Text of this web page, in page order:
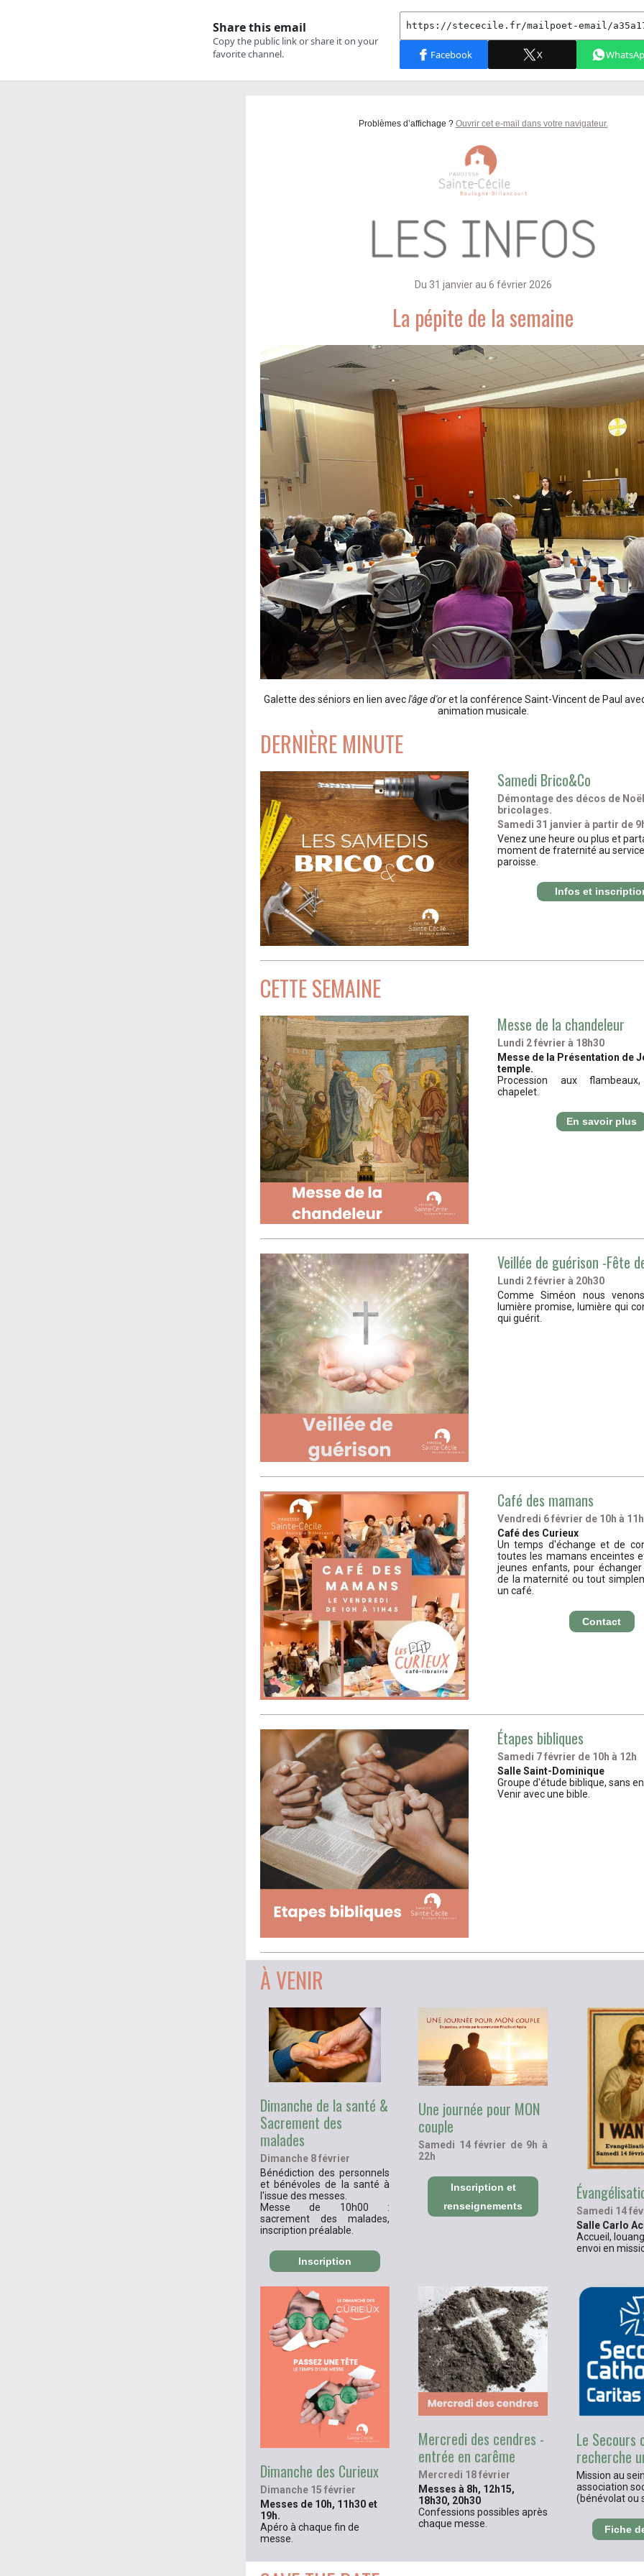
Problèmes d’affichage ? Ouvrir cet e-mail dans votre navigateur.
Du 31 janvier au 6 février 2026
La pépite de la semaine
Galette des séniors en lien avecl'âge d'oret la conférence Saint-Vincent de Paul
animation musicale.
DERNIÈRE MINUTE
Samedi Brico&Co
Démontage des décos de
bricolages.
Samedi 31 janvier à partir de
Venez une heure ou plus et
moment de fraternité au
paroisse.
Infos et
CETTE SEMAINE
Messe de la chandeleur
Lundi 2 février à 18h30
Messe de la Présentation de
temple.
Procession aux
chapelet.
En savoir plus
Veillée de guérison -Fête
Lundi 2 février à 20h30
Comme Siméon nous
lumière promise, lumière qui
qui guérit.
Café des mamans
Vendredi 6 février de 10h à
Café des Curieux
Un temps d'échange et de
toutes les mamans enceintes
jeunes enfants, pour
de la maternité ou tout
un café.
Contact
Étapes bibliques
Samedi 7 février de 10h à 12h
Salle Saint-Dominique
Groupe d'étude biblique, sans
Venir avec une bible.
À VENIR
Dimanche de la santé &
Sacrement des
malades
Dimanche 8 février
Bénédiction des personnels
et bénévoles de la santé à
l'issue des messes.
Messe de 10h00 :
sacrement des malades,
inscription préalable.
Inscription
Une journée pour MON
couple
Samedi 14 février de 9h à
22h
Inscription et
renseignements
Samedi 14
Salle Carlo
Accueil,
envoi en
Dimanche des Curieux
Dimanche 15 février
Messes de 10h, 11h30 et
19h.
Apéro à chaque fin de
messe.
Mercredi des cendres -
entrée en carême
Mercredi 18 février
Messes à 8h, 12h15,
18h30, 20h30
Confessions possibles après
chaque messe.
Le Secours
recherche
Mission au
association
(bénévolat ou
Fiche